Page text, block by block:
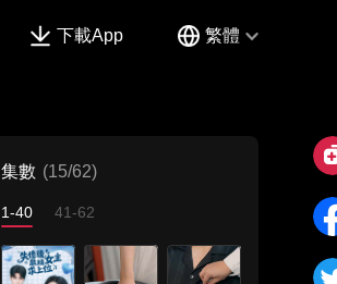
下載App 繁體
集數 (15/62)
1-40 41-62